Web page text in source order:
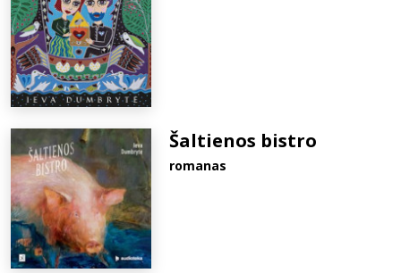
Šaltienos bistro
romanas